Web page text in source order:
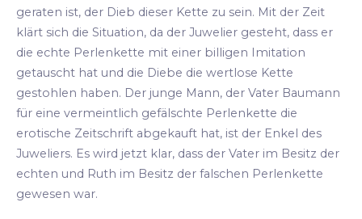
geraten ist, der Dieb dieser Kette zu sein. Mit der Zeit
klärt sich die Situation, da der Juwelier gesteht, dass er
die echte Perlenkette mit einer billigen Imitation
getauscht hat und die Diebe die wertlose Kette
gestohlen haben. Der junge Mann, der Vater Baumann
für eine vermeintlich gefälschte Perlenkette die
erotische Zeitschrift abgekauft hat, ist der Enkel des
Juweliers. Es wird jetzt klar, dass der Vater im Besitz der
echten und Ruth im Besitz der falschen Perlenkette
gewesen war.